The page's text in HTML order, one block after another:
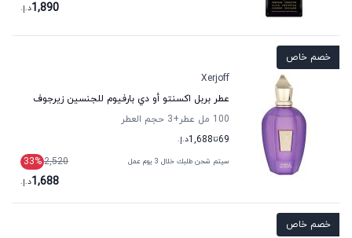
1,890د.إ.
خصم خاص
Xerjoff
عطر بربل اكسنتو أو دي بارفيوم للجنسين زيرجوف
100 مل عطر
+3
حجم العطر
69تا1,688د.إ.
سيتم شحن طلبك خلال 3 يوم عمل 2,520
33%
1,688د.إ.
خصم خاص